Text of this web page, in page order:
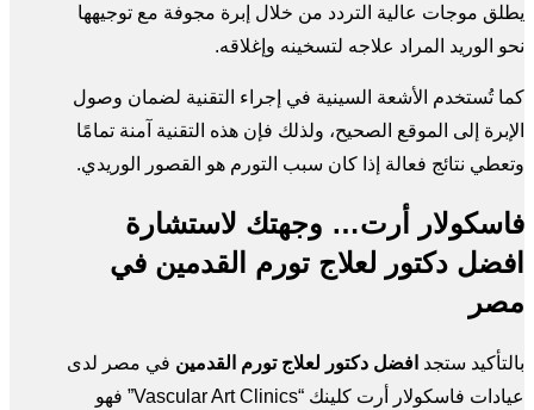
يطلق موجات عالية التردد من خلال إبرة مجوفة مع توجيهها
نحو الوريد المراد علاجه لتسخينه وإغلاقه.
كما تُستخدم الأشعة السينية في إجراء التقنية لضمان وصول
الإبرة إلى الموقع الصحيح، ولذلك فإن هذه التقنية آمنة تمامًا
وتعطي نتائج فعالة إذا كان سبب التورم هو القصور الوريدي.
فاسكولار أرت… وجهتك لاستشارة
افضل دكتور لعلاج تورم القدمين في
مصر
بالتأكيد ستجد افضل دكتور لعلاج تورم القدمين في مصر لدى
عيادات فاسكولار أرت كلينك “Vascular Art Clinics” فهو